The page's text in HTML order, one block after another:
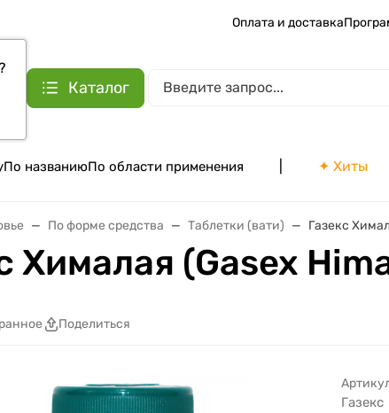
Оплата и доставка
Каталог
По названиюПо области применения ✦ Хиты
По форме средства Таблетки (вати) Газекс
Хималая (Gasex
Поделиться